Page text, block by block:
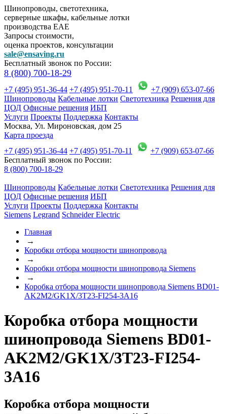
Шинопроводы, светотехника,
серверные шкафы, кабельные лотки
производства EAE
Запросы стоимости,
оценка проектов, консультации
sale@ensaving.ru
Бесплатный звонок по России:
8 (800) 700-18-29
+7 (495) 951-36-44 +7 (495) 951-70-11
+7 (909) 653-07-66
Шинопроводы Кабельные лотки Светотехника Решения для
ЦОД Офисные решения ИБП
Услуги Проекты Поддержка Контакты
Москва, Ул. Мироновская, дом 25
Карта проезда
+7 (495) 951-36-44 +7 (495) 951-70-11
+7 (909) 653-07-66
Бесплатный звонок по России:
8 (800) 700-18-29
Шинопроводы Кабельные лотки Светотехника Решения для
ЦОД Офисные решения ИБП
Услуги Проекты Поддержка Контакты
Siemens Legrand Schneider Electric
Главная
→
Коробки отбора мощности шинопровода
→
Коробки отбора мощности шинопровода Siemens
→
Коробка отбора мощности шинопровода Siemens BD01-
AK2M2/GK1X/3T23-FI254-3A16
Коробка отбора мощности
шинопровода Siemens BD01-
AK2M2/GK1X/3T23-FI254-
3A16
Коробка отбора мощности